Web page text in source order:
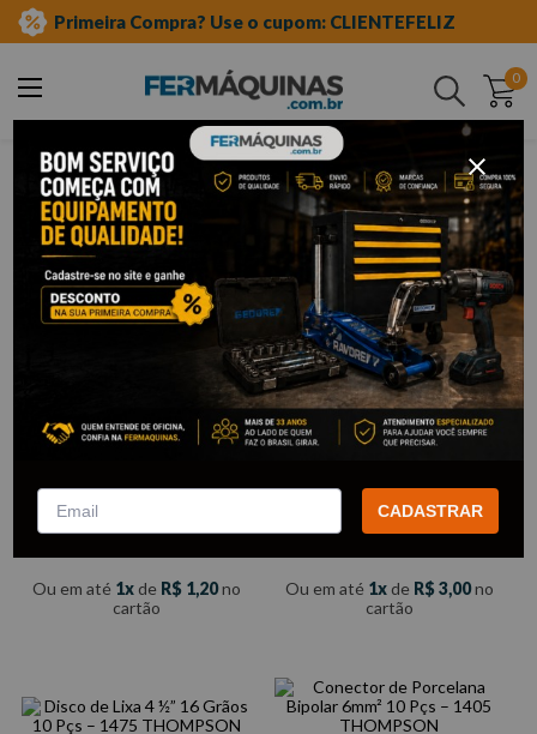
Primeira Compra? Use o cupom: CLIENTEFELIZ
0
Buscar
thompson
Thompson
Filtrar
Lápis Carpinteiro – 874
THOMPSON
Por:R$
com5% de descontono PIX
Ou em até 1 de R$ 1,20no
cartão
Fita Isolante Amarela Antichama
– THOMPSON
2,85/cada
com5% de descontono PIX
Ou em até 1 de R$ 3,00no
cartão
CADASTRAR